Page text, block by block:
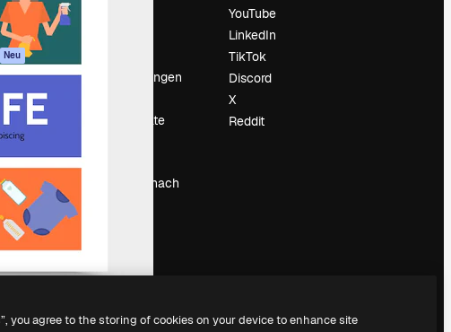
Neu
Veranstaltungen
Deine Inhalte
Suchst du nach
YouTube
LinkedIn
TikTok
Discord
X
Reddit
you agree to the storing of cookies on your device to enhance site